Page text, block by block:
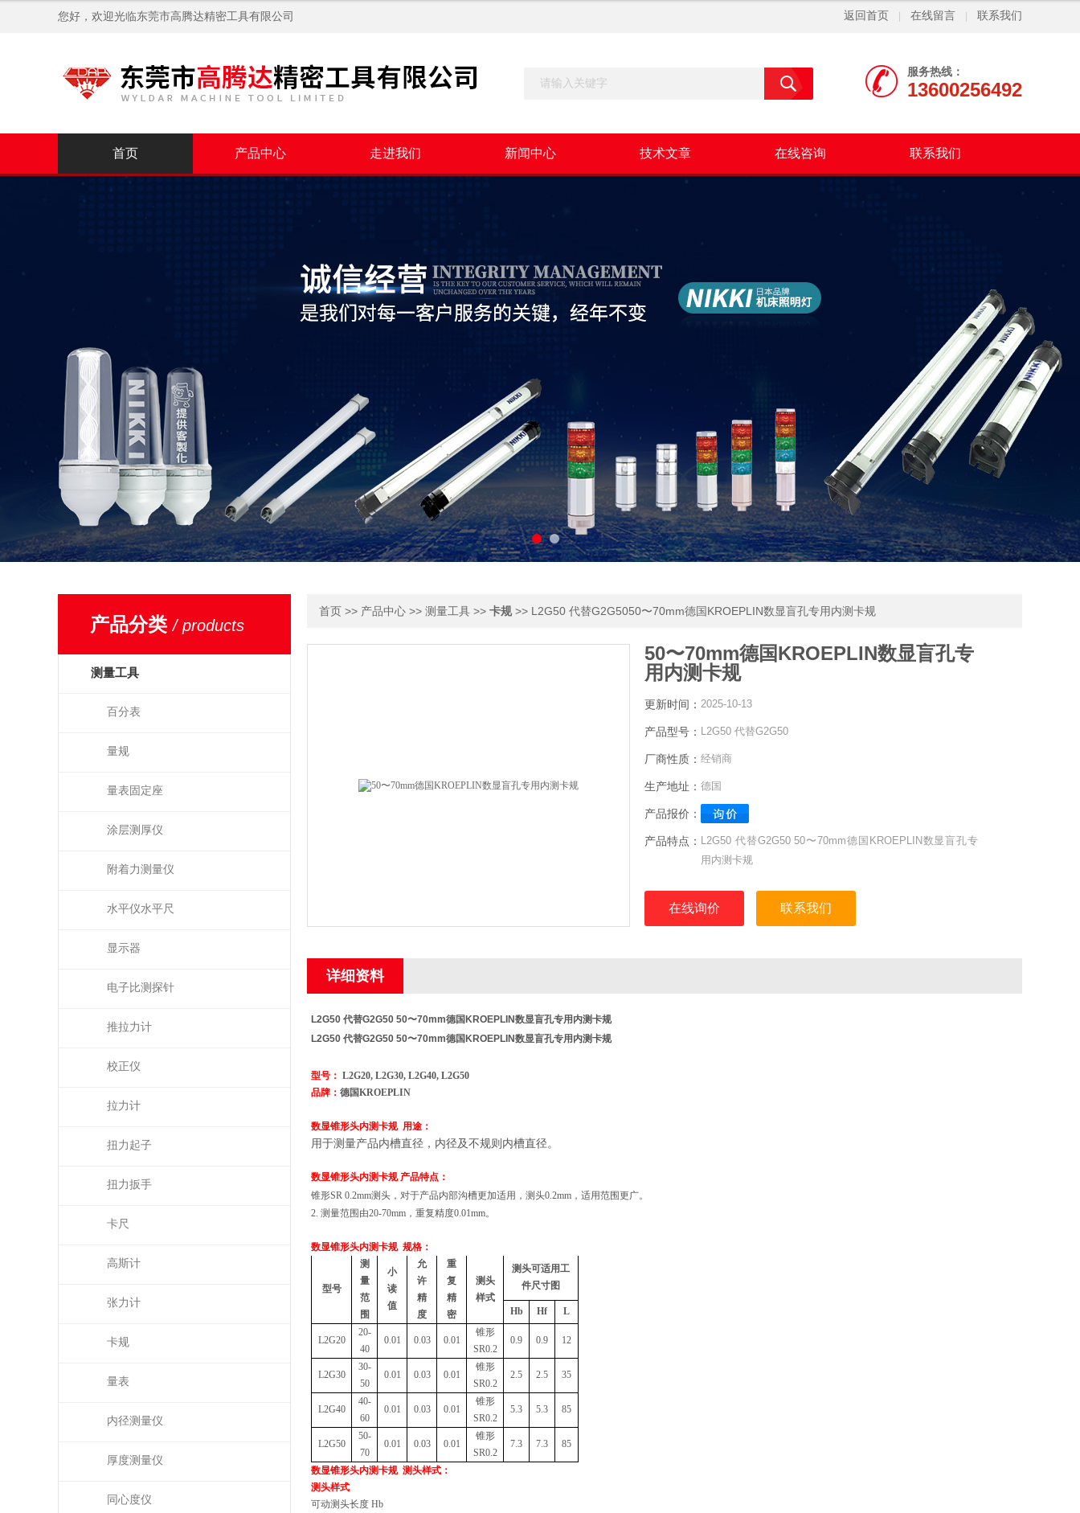
您好，欢迎光临东莞市高腾达精密工具有限公司 返回首页 在线留言 联系我们
服务热线：
13600256492
首页 产品中心 走进我们 新闻中心 技术文章 在线咨询 联系我们
产品分类/ products
测量工具
百分表
量规
量表固定座
涂层测厚仪
附着力测量仪
水平仪水平尺
显示器
电子比测探针
推拉力计
校正仪
拉力计
扭力起子
扭力扳手
卡尺
高斯计
张力计
卡规
量表
内径测量仪
厚度测量仪
同心度仪
首页 >> 产品中心 >> 测量工具 >> 卡规>> L2G50 代替G2G5050〜70mm德国KROEPLIN数显盲孔专用内测卡规
50〜70mm德国KROEPLIN数显盲孔专
用内测卡规
更新时间： 2025-10-13
产品型号： L2G50 代替G2G50
厂商性质： 经销商
生产地址： 德国
产品报价：
产品特点： L2G50 代替G2G50 50〜70mm德国KROEPLIN数显盲孔专
用内测卡规
在线询价 联系我们
详细资料
L2G50 代替G2G50 50〜70mm德国KROEPLIN数显盲孔专用内测卡规
L2G50 代替G2G50 50〜70mm德国KROEPLIN数显盲孔专用内测卡规
型号： L2G20, L2G30, L2G40, L2G50
品牌： 德国KROEPLIN
数显锥形头内测卡规用途：
用于测量产品内槽直径，内径及不规则内槽直径。
数显锥形头内测卡规产品特点：
锥形SR 0.2mm测头，对于产品内部沟槽更加适用，测头0.2mm，适用范围更广。
2. 测量范围由20-70mm，重复精度0.01mm。
数显锥形头内测卡规规格：
型号
测
量
范
围
小
读
值
允
许
精
度
重
复
精
密
测头
样式
测头可适用工
件尺寸图
Hb Hf L
L2G20
20-
40
0.01 0.03 0.01
锥形
SR0.2
0.9 0.9 12
L2G30
30-
50
0.01 0.03 0.01
锥形
SR0.2
2.5 2.5 35
L2G40
40-
60
0.01 0.03 0.01
锥形
SR0.2
5.3 5.3 85
L2G50
50-
70
0.01 0.03 0.01
锥形
SR0.2
7.3 7.3 85
数显锥形头内测卡规 测头样式 ：
测头样式
可动测头长度 Hb